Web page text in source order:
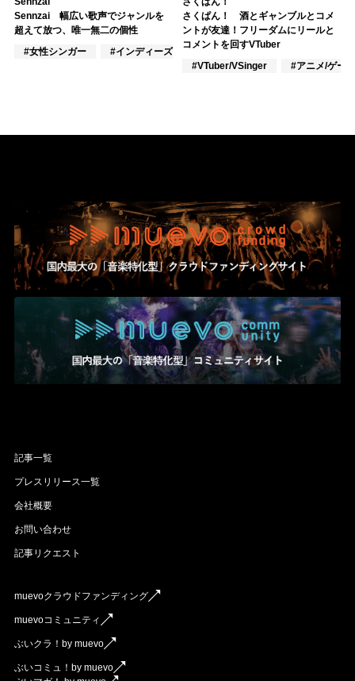
Sennzai 幅広い歌声でジャンルを
超えて放つ、唯一無二の個性
#女性シンガー
#インディーズ #VTuber/VSinger
さくぱん！ 酒とギャンブルとコメ
ントが友達！フリーダムにリールと
コメントを回すVTuber
#VTuber/VSinger
#アニメ/ゲーム
記事一覧
プレスリリース一覧
会社概要
お問い合わせ
記事リクエスト
muevoクラウドファンディング
muevoコミュニティ
ぶいクラ！by muevo
ぶいコミュ！by muevo